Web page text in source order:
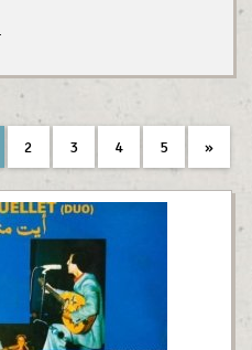
2 3 4 5 »